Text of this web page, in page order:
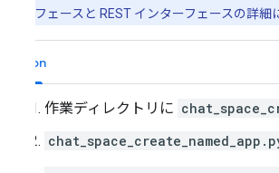
ンターフェースと REST インターフェースの詳細
Python
作業ディレクトリに